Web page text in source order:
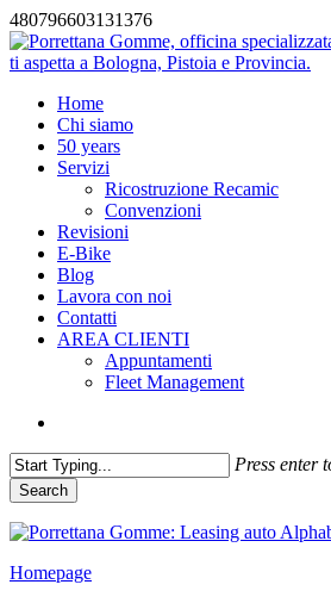
480796603131376
Skip
to
content
search
Menu
Home
Chi siamo
50 years
Servizi
Ricostruzione Recamic
Convenzioni
Revisioni
E-Bike
Blog
Lavora con noi
Contatti
AREA CLIENTI
Appuntamenti
Fleet Management
Press enter
Search
Search
Homepage